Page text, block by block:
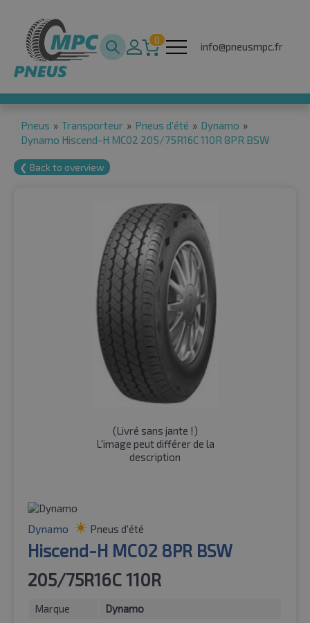
0
info@pneusmpc.fr
Pneus » Transporteur » Pneus d'été » Dynamo »
Dynamo Hiscend-H MC02 205/75R16C 110R 8PR BSW
❮ Back to overview
(Livré sans jante !)
L'image peut différer de la
description
Dynamo Pneus d'été
Hiscend-H MC02 8PR BSW
205/75R16C 110R
Marque
Dynamo